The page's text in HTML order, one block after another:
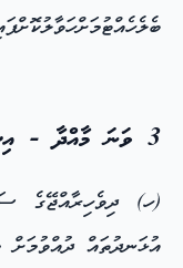
3 ވަނަ މާއްދާ - އިސްތިސްނާ ކުރެވޭ ފަރާތްތައް
(ހ) ދިވެހިރާއްޖޭގެ
އުޅަނދުތައް